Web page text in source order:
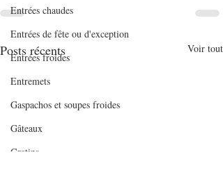
Entrées chaudes
Entrées de fête ou d'exception
Entrées froides
Entremets
Gaspachos et soupes froides
Gâteaux
Gratins
Posts récents Voir tout